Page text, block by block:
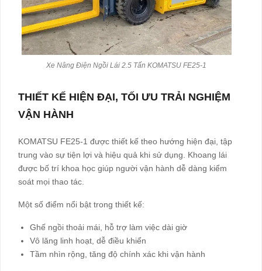
Xe Nâng Điện Ngồi Lái 2.5 Tấn KOMATSU FE25-1
THIẾT KẾ HIỆN ĐẠI, TỐI ƯU TRẢI NGHIỆM
VẬN HÀNH
KOMATSU FE25-1 được thiết kế theo hướng hiện đại, tập
trung vào sự tiện lợi và hiệu quả khi sử dụng. Khoang lái
được bố trí khoa học giúp người vận hành dễ dàng kiểm
soát mọi thao tác.
Một số điểm nổi bật trong thiết kế:
Ghế ngồi thoải mái, hỗ trợ làm việc dài giờ
Vô lăng linh hoạt, dễ điều khiển
Tầm nhìn rộng, tăng độ chính xác khi vận hành